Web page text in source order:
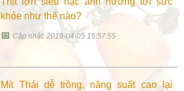
khỏe như thế nào?
📅Cập nhật: 2019-04-05 15:57:55
Mít Thái dễ trồng, năng suất cao lại